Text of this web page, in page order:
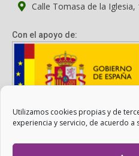
Utilizamos cookies propias y de
experiencia y servicio, de acuerdo a
Calle Tomasa de la Iglesia,
Con el apoyo de:
Con el apoyo del Ministerio de
responsabilidad exclusiva de